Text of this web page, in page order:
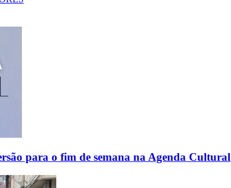
para o fim de semana na Agenda Cultural